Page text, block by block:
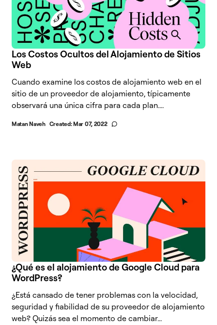
Los Costos Ocultos del Alojamiento de Sitios
Web
Cuando examine los costos de alojamiento web en el
sitio de un proveedor de alojamiento, típicamente
observará una única cifra para cada plan....
Matan Naveh Created:Mar 07, 2022
¿Qué es el alojamiento de Google Cloud para
WordPress?
¿Está cansado de tener problemas con la velocidad,
seguridad y fiabilidad de su proveedor de alojamiento
web? Quizás sea el momento de cambiar...